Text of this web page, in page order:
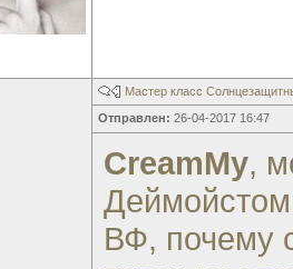
Мастер класс
Отправлен: 26-04-2017 16:47
CreamMy,
ВФ, почему